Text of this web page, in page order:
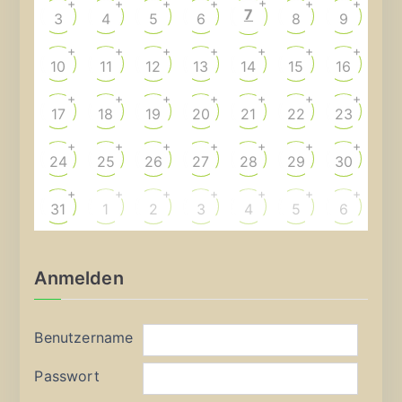
3
+
4
+
5
+
6
+
7 8
+
9
+
10
+
11
+
12
+
13
+
14
+
15
+
16
+
17
+
18
+
19
+
20
+
21
+
22
+
23
+
24
+
25
+
26
+
27
+
28
+
29
+
30
+
31
+
1
+
2
+
3
+
4
+
5
+
6
+
Anmelden
Benutzername
Passwort